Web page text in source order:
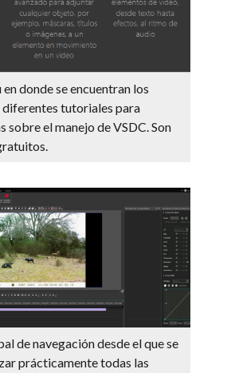
donde se encuentran los
diferentes tutoriales para
sobre el manejo de VSDC. Son
de navegación desde el que se
prácticamente todas las